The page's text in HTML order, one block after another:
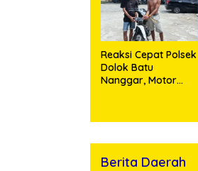
dan Berhasil Bekuk
Tersangka
Reaksi Cepat Polsek
Dolok Batu
Nanggar, Motor
Berita Daerah